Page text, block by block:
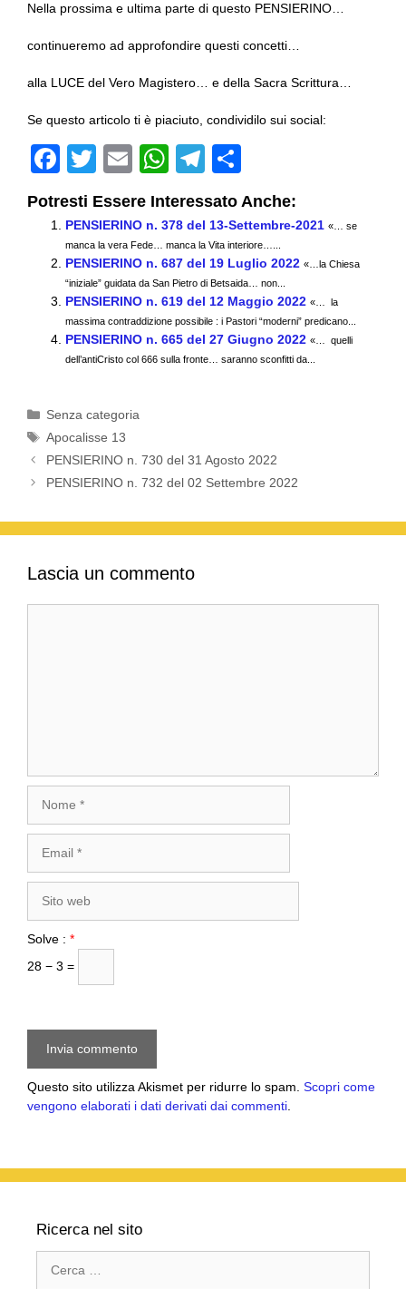
Nella prossima e ultima parte di questo PENSIERINO…
continueremo ad approfondire questi concetti…
alla LUCE del Vero Magistero… e della Sacra Scrittura…
Se questo articolo ti è piaciuto, condividilo sui social:
F
c
e
b
o
o
k
T
wi
tt
er
E
m
ail
W
at
s
A
p
p
T
el
e
gr
a
m
o
n
di
vi
di
Potresti Essere Interessato Anche:
PENSIERINO n. 378 del 13-Settembre-2021 «… se
manca la vera Fede… manca la Vita interiore…...
PENSIERINO n. 687 del 19 Luglio 2022 «…la Chiesa
“iniziale” guidata da San Pietro di Betsaida… non...
PENSIERINO n. 619 del 12 Maggio 2022 «… la
massima contraddizione possibile : i Pastori “moderni” predicano...
PENSIERINO n. 665 del 27 Giugno 2022 «… quelli
dell’antiCristo col 666 sulla fronte… saranno sconfitti da...
Categorie
Senza categoria
Tag
Apocalisse 13
PENSIERINO n. 730 del 31 Agosto 2022
PENSIERINO n. 732 del 02 Settembre 2022
Lascia un commento
web
Solve : *
28 − 3 =
Questo sito utilizza Akismet per ridurre lo spam. Scopri come
vengono elaborati i dati derivati dai commenti.
Ricerca nel sito
per: